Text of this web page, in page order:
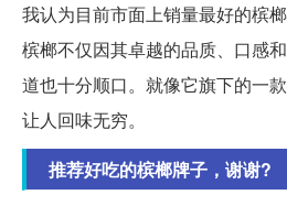
我认为目前市面上销量最好的槟
槟榔不仅因其卓越的品质、口感
道也十分顺口。就像它旗下的一
让人回味无穷。
推荐好吃的槟榔牌子，谢谢?